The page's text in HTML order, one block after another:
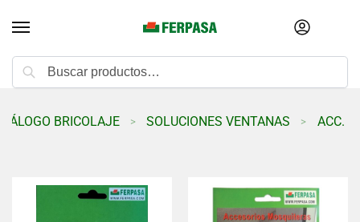
BRICOLAJE > SOLUCIONES VENTANAS > ACC.